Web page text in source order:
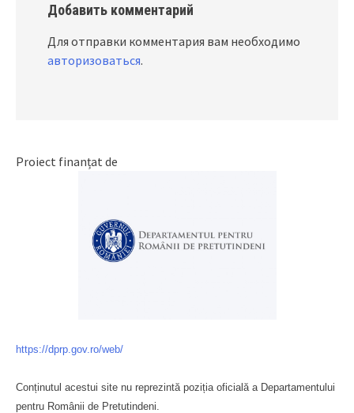
Добавить комментарий
Для отправки комментария вам необходимо
авторизоваться.
Proiect finanțat de
https://dprp.gov.ro/web/
Conținutul acestui site nu reprezintă poziția oficială a Departamentului
pentru Românii de Pretutindeni.